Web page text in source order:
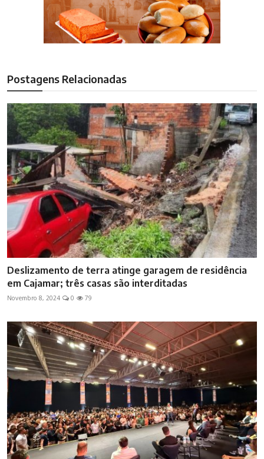
Postagens Relacionadas
Deslizamento de terra atinge garagem de residência
em Cajamar; três casas são interditadas
Novembro 8, 2024 0 79